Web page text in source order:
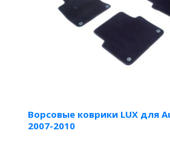
Ворсовые коврики LUX для
2007-2010